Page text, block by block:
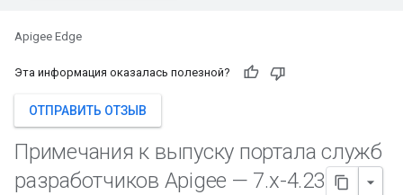
Apigee Edge
Эта информация оказалась полезной?
ОТПРАВИТЬ ОТЗЫВ
Примечания к выпуску портала служб
разработчиков Apigee — 7.x-4.23